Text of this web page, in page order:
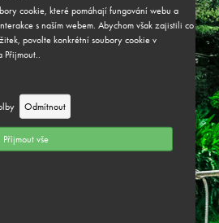
cookie, které pomáhají fungování webu a
s naším webem. Abychom však zajistili co
povolte konkrétní soubory cookie v
Odmítnout
Příjmout vše